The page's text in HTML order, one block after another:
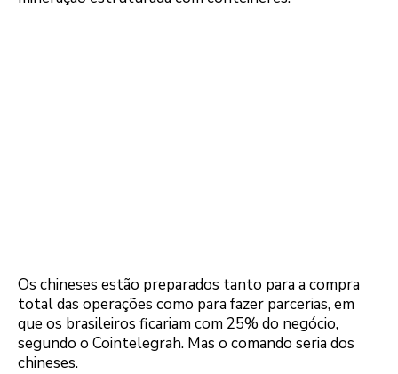
Os chineses estão preparados tanto para a compra
total das operações como para fazer parcerias, em
que os brasileiros ficariam com 25% do negócio,
segundo o Cointelegrah. Mas o comando seria dos
chineses.